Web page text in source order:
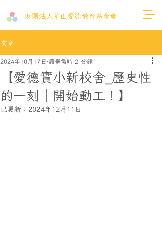
財團法人​華山愛德教育基金會
文章
【愛德實小新校舍_歷史性
的一刻｜開始動工！】
2024年10月17日 讀畢需時 2 分鐘
已更新： 2024年12月11日